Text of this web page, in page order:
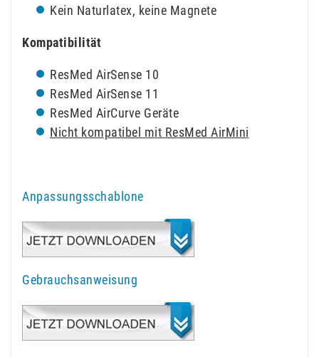
Kein Naturlatex, keine Magnete
Kompatibilität
ResMed AirSense 10
ResMed AirSense 11
ResMed AirCurve Geräte
Nicht kompatibel mit ResMed AirMini
Anpassungsschablone
Gebrauchsanweisung